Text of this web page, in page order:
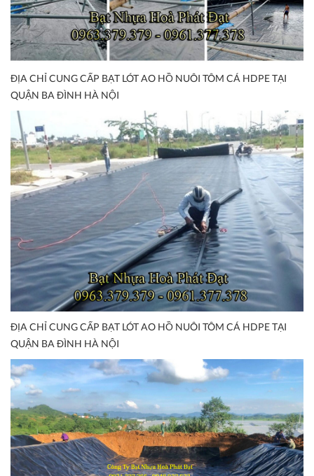
ĐỊA CHỈ CUNG CẤP BẠT LÓT AO HỒ NUÔI TÔM CÁ HDPE TẠI
QUẬN BA ĐÌNH HÀ NỘI
ĐỊA CHỈ CUNG CẤP BẠT LÓT AO HỒ NUÔI TÔM CÁ HDPE TẠI
QUẬN BA ĐÌNH HÀ NỘI